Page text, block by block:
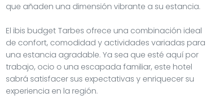
que añaden una dimensión vibrante a su estancia.
El ibis budget Tarbes ofrece una combinación ideal
de confort, comodidad y actividades variadas para
una estancia agradable. Ya sea que esté aquí por
trabajo, ocio o una escapada familiar, este hotel
sabrá satisfacer sus expectativas y enriquecer su
experiencia en la región.